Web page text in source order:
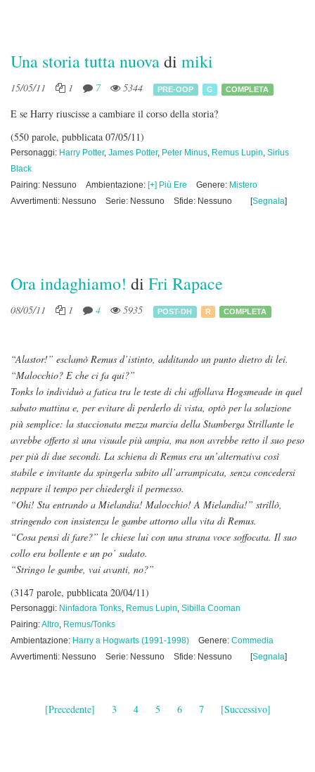
Una storia tutta nuovadi miki
15/05/11 1 7 5344 PRE-OOP G COMPLETA
E se Harry riuscisse a cambiare il corso della storia?
(550 parole, pubblicata 07/05/11)
Personaggi: Harry Potter, James Potter, Peter Minus, Remus Lupin, Sirius
Black
Pairing: Nessuno
Ambientazione: [+] Più Ere Genere: Mistero
Avvertimenti: Nessuno
Serie: Nessuno Sfide: Nessuno [Segnala]
Ora indaghiamo! di Fri Rapace
08/05/11 1 4 5935 POST-DH R COMPLETA
“Alastor!” esclamò Remus d’istinto, additando un punto dietro di lei.
“Malocchio? E che ci fa qui?”
Tonks lo individuò a fatica tra le teste di chi affollava Hogsmeade in quel
sabato mattina e, per evitare di perderlo di vista, optò per la soluzione
più semplice: la staccionata mezza marcia della Stamberga Strillante le
avrebbe offerto sì una visuale più ampia, ma non avrebbe retto il suo peso
per più di due secondi. La schiena di Remus era un’alternativa così
stabile e invitante da spingerla subito all’arrampicata, senza concedersi
neppure il tempo per chiedergli il permesso.
“Ohi! Sta entrando a Mielandia! Malocchio! A Mielandia!” strillò,
stringendo con insistenza le gambe attorno alla vita di Remus.
“Cosa pensi di fare?” le chiese lui con una strana voce soffocata. Il suo
collo era bollente e un po’ sudato.
“Stringo le gambe, vai avanti, no?”
(3147 parole, pubblicata 20/04/11)
Personaggi: Ninfadora Tonks, Remus Lupin, Sibilla Cooman
Pairing:Altro, Remus/Tonks
Ambientazione: Harry a Hogwarts (1991-1998) Genere: Commedia
Avvertimenti: Nessuno
Serie: Nessuno Sfide: Nessuno [Segnala]
[Precedente] 3 4 5 6 7 [Successivo]